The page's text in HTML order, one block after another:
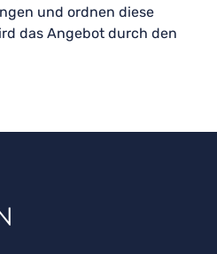
und ordnen diese
das Angebot durch den